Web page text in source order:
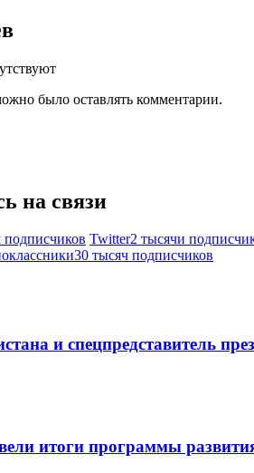
было оставлять комментарии.
на связи
подписчиков Twitter2 тысячи
30 тысяч подписчиков
и спецпредставитель
итоги программы